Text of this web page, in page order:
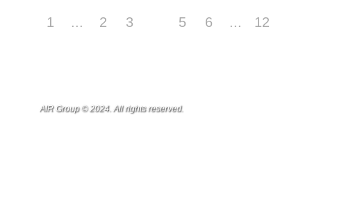
1 ... 2 3 5 6 ... 12
AIR Group © 2024. All rights reserved.